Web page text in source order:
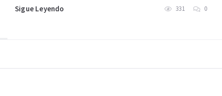
Sigue Leyendo 331 0